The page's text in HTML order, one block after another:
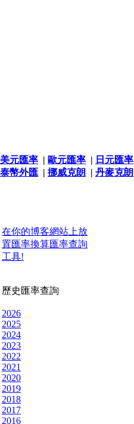
美元匯率 | 歐元匯率 | 日元匯率
泰幣外匯 | 挪威克朗 | 丹麥克朗
在你的博客網站上放
置匯率換算匯率查詢
工具!
歷史匯率查詢
2026
2025
2024
2023
2022
2021
2020
2019
2018
2017
2016